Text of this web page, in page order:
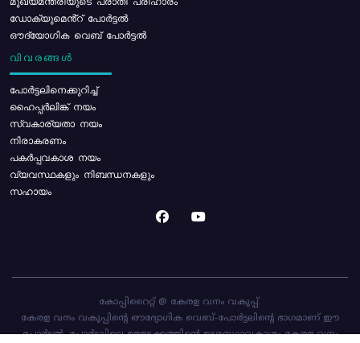
ഡോക്യുമെൻ്റ് പോർട്ടൽ
ഔദ്യോഗിക വെബ് പോർട്ടൽ
വിവരങ്ങൾ
പോര്‍ട്ടലിനെക്കുറിച്ച്
ഹൈപ്പർലിങ്ക് നയം
സ്വകാര്യതാ നയം
നിരാകരണം
പകർപ്പവകാശ നയം
വ്യവസ്ഥകളും നിബന്ധനകളും
സഹായം
കോപ്പിറൈറ്റ് @ കേരള വനം വകുപ്പ്.
കേരള വനം വകുപ്പിന്റെ ഔദ്യോഗിക വെബ്-പോർട്ടലിന്റെ ഭാഗമാണ് ഈ
പോർട്ടൽ. പോർട്ടലിലെ ഉള്ളടക്കത്തിന്റെ ഉടമസ്ഥാവകാശം കേരള വനം